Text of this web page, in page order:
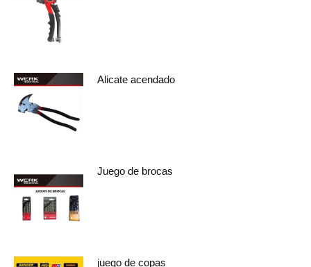
Alicate acendado
Juego de brocas
juego de copas